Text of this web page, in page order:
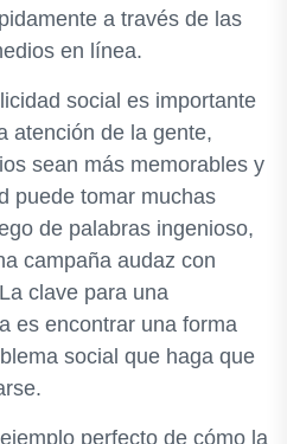
a través de las
en línea.
social es importante
atención de la gente,
sean más memorables y
puede tomar muchas
de palabras ingenioso,
campaña audaz con
clave para una
es encontrar una forma
social que haga que
perfecto de cómo la